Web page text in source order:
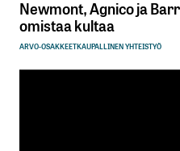
Newmont, Agnico ja
omistaa kultaa
ARVO-OSAKKEETKAUPALLINEN YHTEISTYÖ